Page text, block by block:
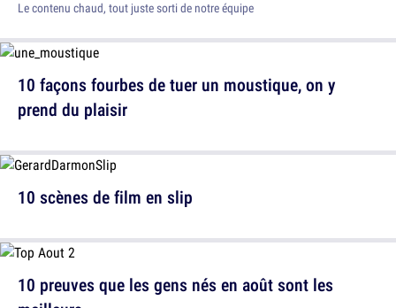
Le contenu chaud, tout juste sorti de notre équipe
10 façons fourbes de tuer un moustique, on y
prend du plaisir
10 preuves que les gens nés en août sont les
10 scènes de film en slip